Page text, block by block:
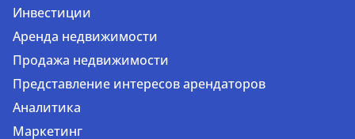
Инвестиции
Аренда недвижимости
Продажа недвижимости
Представление интересов арендаторов
Аналитика
Маркетинг